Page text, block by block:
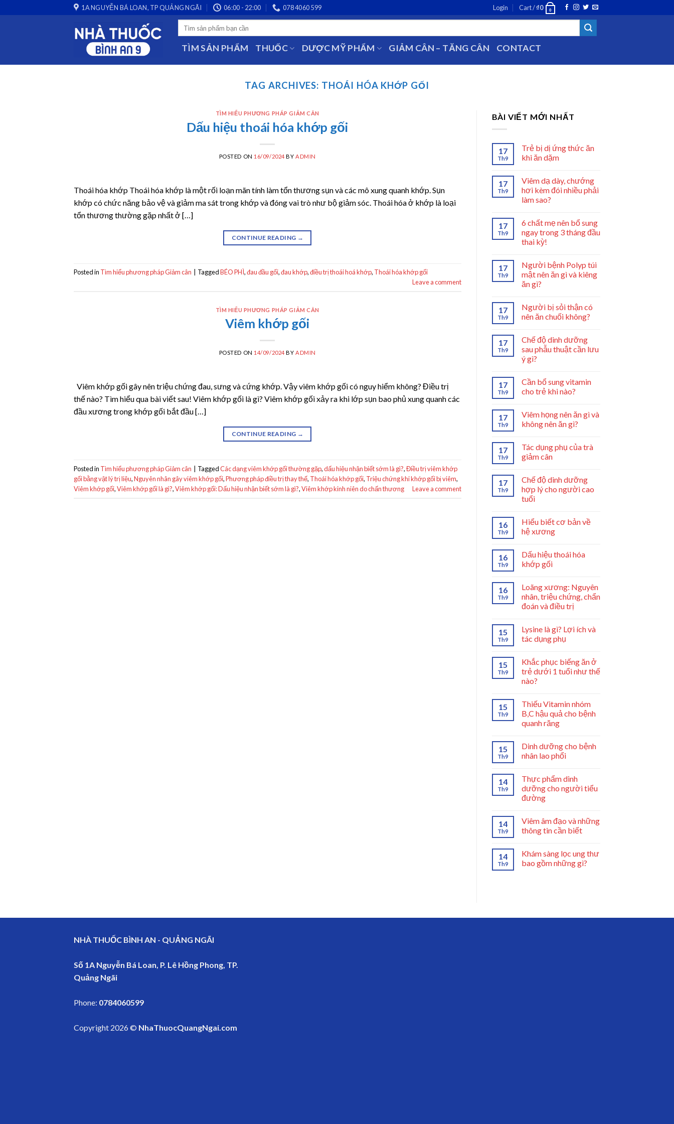
to
1A NGUYỄN BÁ LOAN, TP QUẢNG NGÃI 06:00 - 22:00 078 4060 599 Login Cart /₫0 0
TÌM SẢN PHẨM THUỐC DƯỢC MỸ PHẨM GIẢM CÂN – TĂNG CÂN CONTACT
TAG ARCHIVES: THOÁI HÓA KHỚP GỐI
TÌM HIỂU PHƯƠNG PHÁP GIẢM CÂN
Dấu hiệu thoái hóa khớp gối
POSTED ON 16/09/2024 BYADMIN
Thoái hóa khớp Thoái hóa khớp là một rối loạn mãn tính làm tổn thương sụn và các mô xung quanh khớp. Sụn
khớp có chức năng bảo vệ và giảm ma sát trong khớp và đóng vai trò như bộ giảm sóc. Thoái hóa ở khớp là loại
tổn thương thường gặp nhất ở […]
CONTINUE READING →
Posted in Tìm hiểu phương pháp Giảm cân TaggedBÉO PHÌ,đau đầu gối,đau khớp,điều trị thoái hoá khớp, Thoái hóa khớp gối
Leave a comment
TÌM HIỂU PHƯƠNG PHÁP GIẢM CÂN
Viêm khớp gối
POSTED ON 14/09/2024 BYADMIN
Viêm khớp gối gây nên triệu chứng đau, sưng và cứng khớp. Vậy viêm khớp gối có nguy hiểm không? Điều trị
thế nào? Tìm hiểu qua bài viết sau! Viêm khớp gối là gì? Viêm khớp gối xảy ra khi lớp sụn bao phủ xung quanh các
đầu xương trong khớp gối bắt đầu […]
CONTINUE READING →
Posted in Tìm hiểu phương pháp Giảm cân TaggedCác dạng viêm khớp gối thường gặp,dấu hiệu nhận biết sớm là gì?,Điều trị viêm khớp
gối bằng vật lý trị liệu,Nguyên nhân gây viêm khớp gối,Phương pháp điều trị thay thế, Thoái hóa khớp gối, Triệu chứng khi khớp gối bị viêm,
Viêm khớp gối,Viêm khớp gối là gì?,Viêm khớp gối: Dấu hiệu nhận biết sớm là gì?,Viêm khớp kinh niên do chấn thương Leave a comment
BÀI VIẾT MỚI NHẤT
17
Th9
Trẻ bị dị ứng thức ăn
khi ăn dặm
17
Th9
Viêm dạ dày, chướng
hơi kèm đói nhiều phải
làm sao?
17
Th9
6 chất mẹ nên bổ sung
ngay trong 3 tháng đầu
thai kỳ!
17
Th9
Người bệnh Polyp túi
mật nên ăn gì và kiêng
ăn gì?
17
Th9
Người bị sỏi thận có
nên ăn chuối không?
17
Th9
Chế độ dinh dưỡng
sau phẫu thuật cần lưu
ý gì?
17
Th9
Cần bổ sung vitamin
cho trẻ khi nào?
17
Th9
Viêm họng nên ăn gì và
không nên ăn gì?
17
Th9
Tác dụng phụ của trà
giảm cân
17
Th9
Chế độ dinh dưỡng
hợp lý cho người cao
tuổi
16
Th9
Hiểu biết cơ bản về
hệ xương
16
Th9
Dấu hiệu thoái hóa
khớp gối
16
Th9
Loãng xương: Nguyên
nhân, triệu chứng, chẩn
đoán và điều trị
15
Th9
Lysine là gì? Lợi ích và
tác dụng phụ
15
Th9
Khắc phục biếng ăn ở
trẻ dưới 1 tuổi như thế
nào?
15
Th9
Thiếu Vitamin nhóm
B,C hậu quả cho bệnh
quanh răng
15
Th9
Dinh dưỡng cho bệnh
nhân lao phổi
14
Th9
Thực phẩm dinh
dưỡng cho người tiểu
đường
14
Th9
Viêm âm đạo và những
thông tin cần biết
14
Th9
Khám sàng lọc ung thư
bao gồm những gì?
NHÀ THUỐC BÌNH AN - QUẢNG NGÃI
Số 1A Nguyễn Bá Loan, P. Lê Hồng Phong, TP.
Quảng Ngãi
Phone: 0784060599
Copyright 2026 © NhaThuocQuangNgai.com